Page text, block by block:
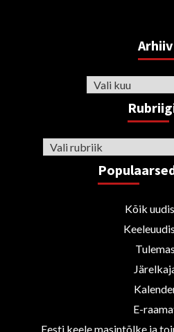
Arhiiv
Arhiiv
Rubriigid
Kõik
Tulemas
E-
Eesti keele masintõlke ja